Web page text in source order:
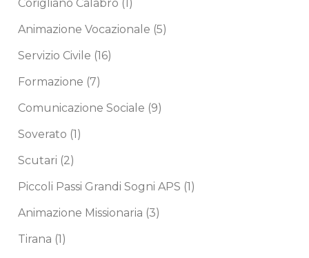
Corigliano Calabro (1)
Animazione Vocazionale (5)
Servizio Civile (16)
Formazione (7)
Comunicazione Sociale (9)
Soverato (1)
Scutari (2)
Piccoli Passi Grandi Sogni APS (1)
Animazione Missionaria (3)
Tirana (1)